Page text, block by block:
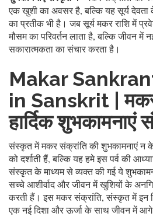
एक खुशी का अवसर है, बल्कि यह सूर्य
का प्रतीक भी है। जब सूर्य मकर राशि में
मौसम का परिवर्तन लाता है, बल्कि जीवन में
सकारात्मकता का संचार करता है।
Makar
in Sanskrit |
हार्दिक शुभकामनाएं
संस्कृत में मकर संक्रांति की शुभकामनाएं न
को दर्शाती हैं, बल्कि यह हमे इस पर्व की
संस्कृत के माध्यम से व्यक्त की गई ये
सच्चे आशीर्वाद और जीवन में खुशियों के
करती हैं। इस मकर संक्रांति, संस्कृत में इन
एक नई दिशा और ऊर्जा के साथ जीवन में